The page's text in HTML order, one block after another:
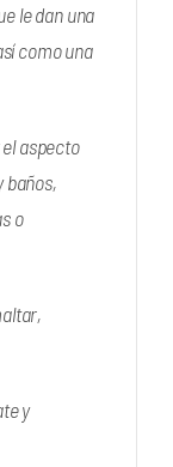
le dan una
como una
aspecto
baños,
o
y